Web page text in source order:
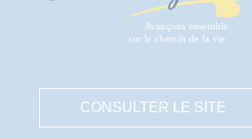
CONSULTER LE SITE